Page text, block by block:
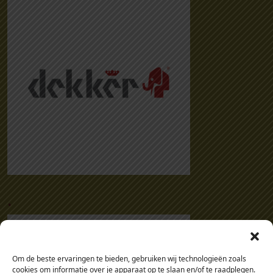
Om de beste ervaringen te bieden, gebruiken wij technologieën zoals
cookies om informatie over je apparaat op te slaan en/of te raadplegen.
.